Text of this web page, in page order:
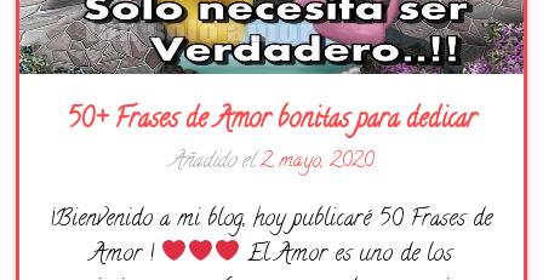
50+ Frases de Amor bonitas para dedicar
Añadido el2 mayo, 2020
¡Bienvenido a mi blog, hoy publicaré 50 Frases de
Amor !
El Amor es uno de los